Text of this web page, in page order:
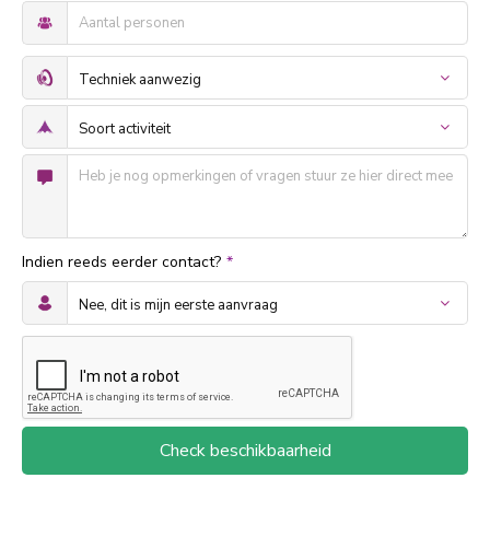
Indien reeds eerder contact? *
Check beschikbaarheid